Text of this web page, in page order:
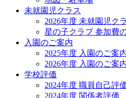
未就園児クラス
2026年度 未就園児ク
星の子クラブ 参加費
入園のご案内
2025年度 入園のご案
2026年度 入園のご案
学校評価
2024年度 職員自己評
2024年度 関係者評価